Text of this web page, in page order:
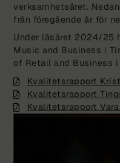
verksamhetsåret.
från föregående år för
Under läsåret 2024/25
Music and Business i
of Retail and Business
Kvalitetsrapport
Kvalitetsrapport
Kvalitetsrapport